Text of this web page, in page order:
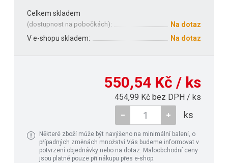
Celkem skladem
(dostupnost na pobočkách):
Na dotaz
V e-shopu skladem:
Na dotaz
550,54 Kč / ks
454,99 Kč bez DPH / ks
ks
Některé zboží může být navýšeno na minimální balení, o
případných změnách množství Vás budeme informovat v
potvrzení objednávky nebo na dotaz. Maloobchodní ceny
jsou platné pouze při nákupu přes e-shop.